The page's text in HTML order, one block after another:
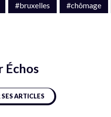
#bruxelles #chômage
Échos
ARTICLES